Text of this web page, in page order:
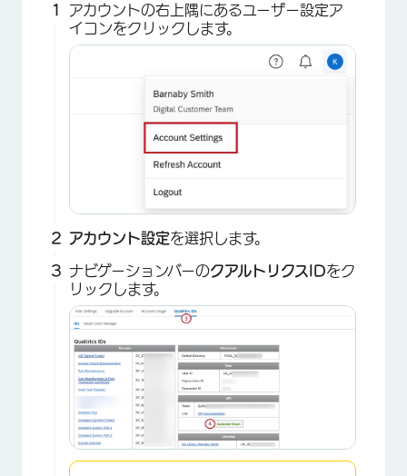
アカウントの右上隅にあるユーザー設定ア
イコンをクリックします。
アカウント設定を選択します。
ナビゲーションバーのクアルトリクスIDをク
リックします。